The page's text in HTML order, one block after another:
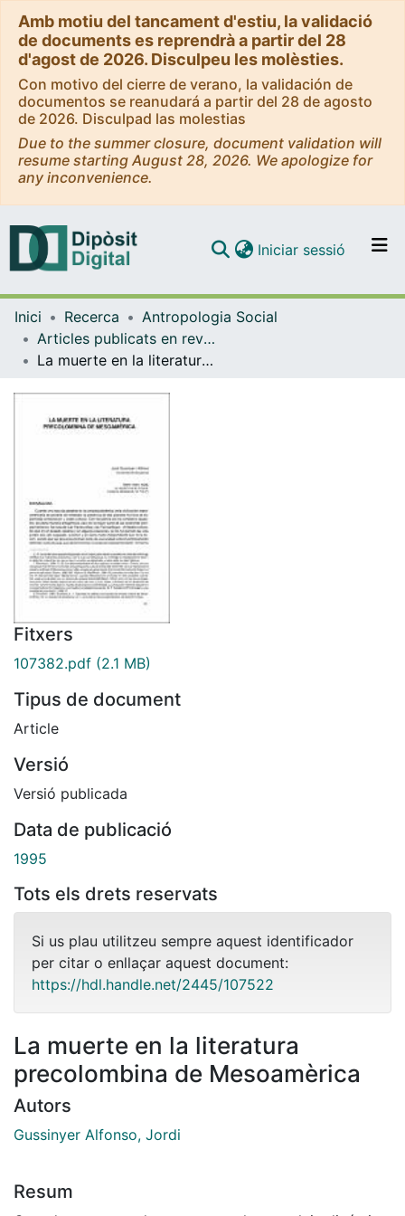
Amb motiu del tancament d'estiu, la validació
de documents es reprendrà a partir del 28
d'agost de 2026. Disculpeu les molèsties.
Con motivo del cierre de verano, la validación de
documentos se reanudará a partir del 28 de agosto
de 2026. Disculpad las molestias
Due to the summer closure, document validation will
resume starting August 28, 2026. We apologize for
any inconvenience.
Navega per tot el DD
Iniciar sessió (current)
Inici Recerca
Antropologia Social
Articles publicats en revistes (Antropologia Social)
La muerte en la literatura precolombina de Mesoamèrica
Fitxers
107382.pdf (2.1 MB)
Tipus de document
Article
Versió
Versió publicada
Data de publicació
1995
Tots els drets reservats
Si us plau utilitzeu sempre aquest identificador
per citar o enllaçar aquest document:
https://hdl.handle.net/2445/107522
La muerte en la literatura
precolombina de Mesoamèrica
Autors
Gussinyer Alfonso, Jordi
Resum